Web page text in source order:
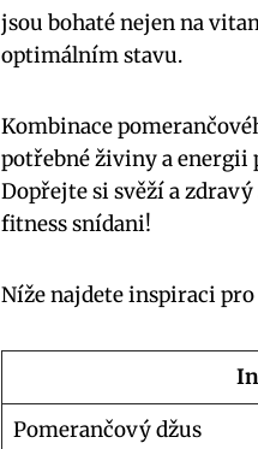
jsou bohaté nejen na
optimálním stavu.
Kombinace
potřebné živiny a energii
Dopřejte si svěží a
fitness snídani!
Níže najdete inspiraci
Pomerančový džus